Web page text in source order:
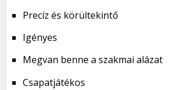
Precíz és körültekintő
Igényes
Megvan benne a szakmai alázat
Csapatjátékos